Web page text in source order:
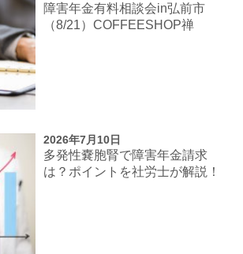
障害年金有料相談会in弘前市
（8/21）COFFEESHOP禅
2026年7月10日
多発性嚢胞腎で障害年金請求
は？ポイントを社労士が解説！